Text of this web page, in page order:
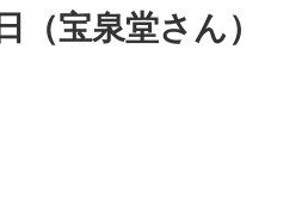
（宝泉堂さん）